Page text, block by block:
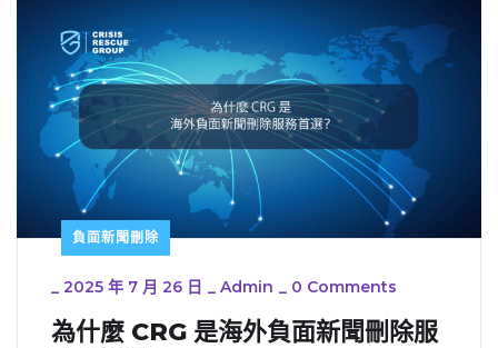
負面新聞刪除
_ 2025 年 7 月 26 日 _ Admin _ 0 Comments
為什麼 CRG 是海外負面新聞刪除服